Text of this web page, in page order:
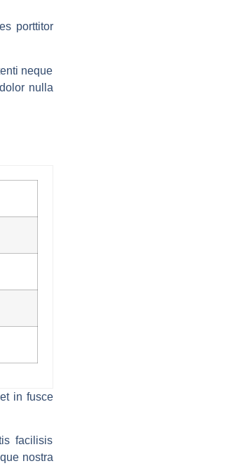
porttitor
neque
nulla
in fusce
facilisis
nostra